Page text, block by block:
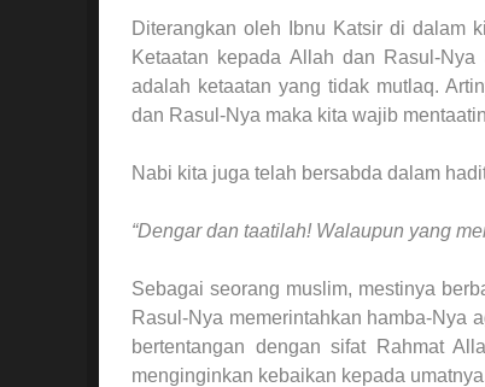
Diterangkan oleh Ibnu Katsir di dalam
Ketaatan kepada Allah dan Rasul-
adalah ketaatan yang tidak mutlaq.
dan Rasul-Nya maka kita wajib
Nabi kita juga telah bersabda dalam
“Dengar dan taatilah! Walaupun yang
Sebagai seorang muslim, mestinya
Rasul-Nya memerintahkan hamba-Nya
bertentangan dengan sifat Rahmat
menginginkan kebaikan kepada